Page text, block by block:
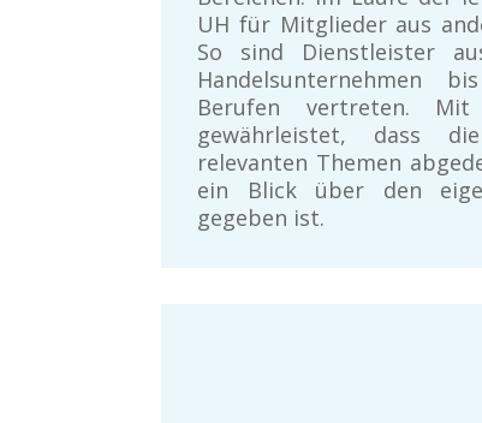
UH für Mitglieder aus
So sind Dienstleister
Handelsunternehmen
Berufen vertreten.
gewährleistet, dass
relevanten Themen
ein Blick über den
gegeben ist.